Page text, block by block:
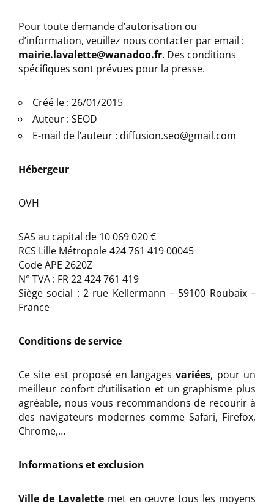
Pour toute demande d’autorisation ou
d’information, veuillez nous contacter par email :
mairie.lavalette@wanadoo.fr. Des conditions
spécifiques sont prévues pour la presse.
Créé le : 26/01/2015
Auteur : SEOD
E-mail de l’auteur : diffusion.seo@gmail.com
Hébergeur
OVH
SAS au capital de 10 069 020 €
RCS Lille Métropole 424 761 419 00045
Code APE 2620Z
N° TVA : FR 22 424 761 419
Siège social : 2 rue Kellermann – 59100 Roubaix –
France
Conditions de service
Ce site est proposé en langagesvariées, pour un
meilleur confort d’utilisation et un graphisme plus
agréable, nous vous recommandons de recourir à
des navigateurs modernes comme Safari, Firefox,
Chrome,…
Informations et exclusion
Ville de Lavalettemet en œuvre tous les moyens